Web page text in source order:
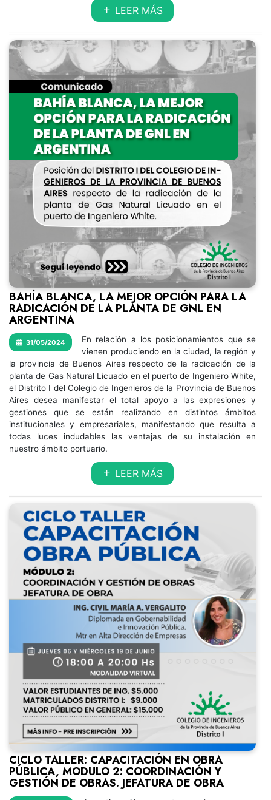
LEER MÁS
BAHÍA BLANCA, LA MEJOR OPCIÓN PARA LA
RADICACIÓN DE LA PLANTA DE GNL EN
ARGENTINA
31/05/2024
En relación a los posicionamientos que se
vienen produciendo en la ciudad, la región y
la provincia de Buenos Aires respecto de la radicación de la
planta de Gas Natural Licuado en el puerto de Ingeniero White,
el Distrito I del Colegio de Ingenieros de la Provincia de Buenos
Aires desea manifestar el total apoyo a las expresiones y
gestiones que se están realizando en distintos ámbitos
institucionales y empresariales, manifestando que resulta a
todas luces indudables las ventajas de su instalación en
nuestro ámbito portuario.
LEER MÁS
CICLO TALLER: CAPACITACIÓN EN OBRA
PÚBLICA, MODULO 2: COORDINACIÓN Y
GESTIÓN DE OBRAS. JEFATURA DE OBRA